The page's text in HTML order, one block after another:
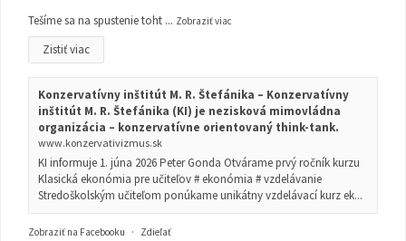
Tešíme sa na spustenie toht ... Zobraziť viac
Zistiť viac
Konzervatívny inštitút M. R. Štefánika – Konzervatívny
inštitút M. R. Štefánika (KI) je nezisková mimovládna
organizácia – konzervatívne orientovaný think-tank.
www.konzervativizmus.sk
KI informuje 1. júna 2026 Peter Gonda Otvárame prvý ročník kurzu
Klasická ekonómia pre učiteľov # ekonómia # vzdelávanie
Stredoškolským učiteľom ponúkame unikátny vzdelávací kurz ek...
Zobraziť na Facebooku · Zdieľať